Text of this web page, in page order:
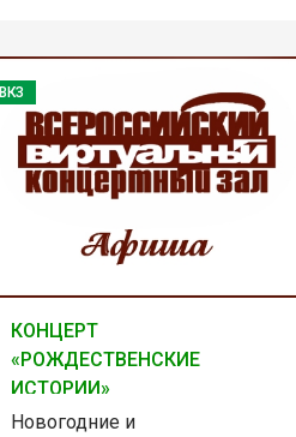
ВКЗ
КОНЦЕРТ
«РОЖДЕСТВЕНСКИЕ
ИСТОРИИ»
Новогодние и